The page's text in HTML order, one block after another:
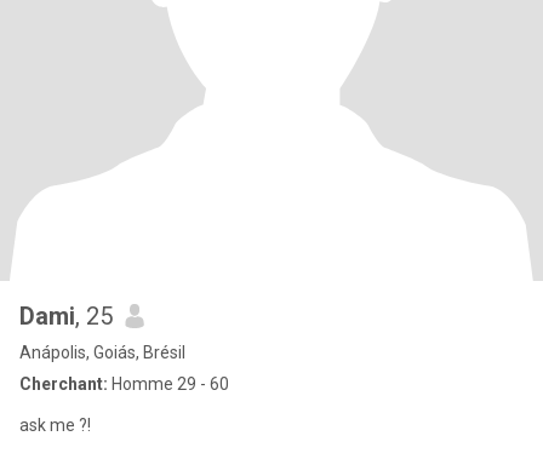
Dami, 25
Anápolis, Goiás, Brésil
Cherchant: Homme 29 - 60
ask me ?!